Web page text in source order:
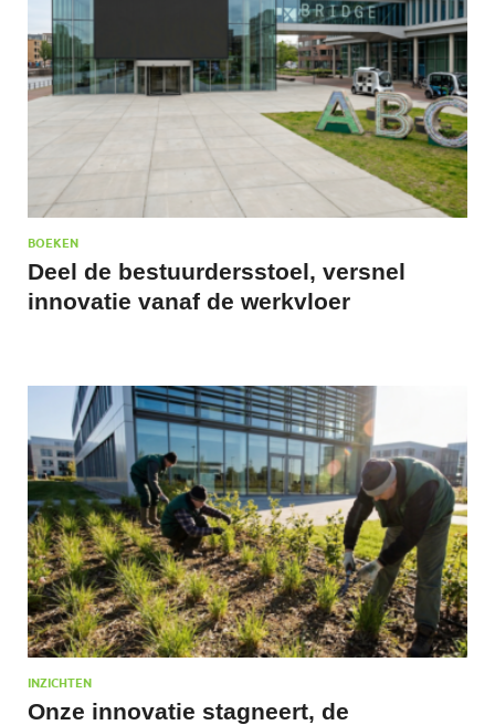
BOEKEN
Deel de bestuurdersstoel, versnel
innovatie vanaf de werkvloer
INZICHTEN
Onze innovatie stagneert, de